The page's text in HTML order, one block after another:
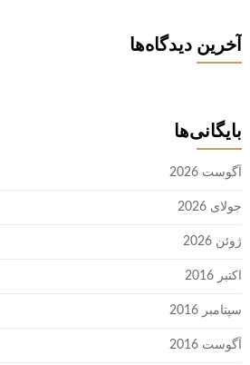
آخرین دیدگاه‌ها
بایگانی‌ها
آگوست 2026
جولای 2026
ژوئن 2026
اکتبر 2016
سپتامبر 2016
آگوست 2016